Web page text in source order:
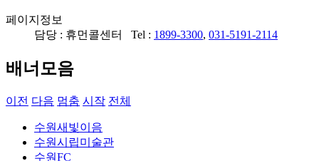
페이지정보
담당 : 휴먼콜센터 Tel : 1899-3300, 031-5191-2114
배너모음
이전 다음 멈춤 시작 전체
수원새빛이음
수원시립미술관
수원FC